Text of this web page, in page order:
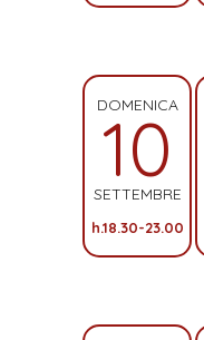
DOMENICA
10
SETTEMBRE
h.18.30-23.00